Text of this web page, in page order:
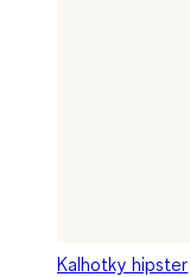
Kalhotky hipster